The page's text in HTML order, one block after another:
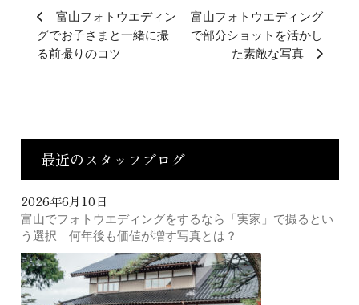
富山フォトウエディン
グでお子さまと一緒に撮
る前撮りのコツ
富山フォトウエディング
で部分ショットを活かし
た素敵な写真
最近のスタッフブログ
2026年6月10日
富山でフォトウエディングをするなら「実家」で撮るとい
う選択｜何年後も価値が増す写真とは？